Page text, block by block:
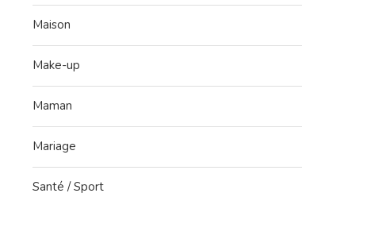
Maison
Make-up
Maman
Mariage
Santé / Sport